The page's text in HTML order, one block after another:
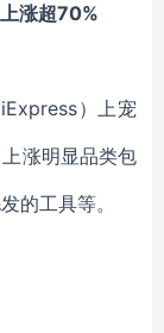
涨超70%
）上宠
涨明显品类包
的工具等。